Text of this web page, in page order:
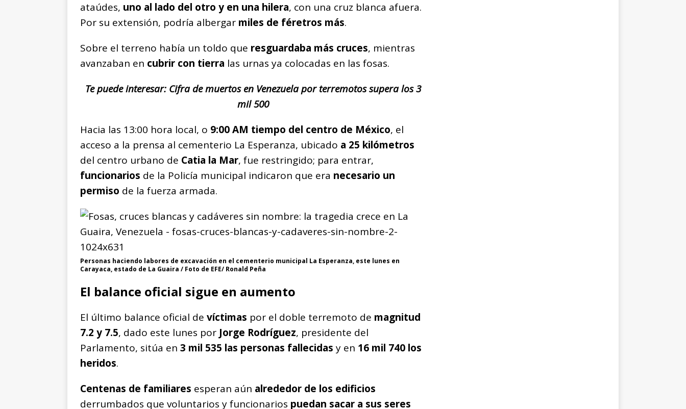
ataúdes, uno al lado del otro y en una hilera, con una cruz blanca afuera.
Por su extensión, podría albergar miles de féretros más.
Sobre el terreno había un toldo que resguardaba más cruces, mientras
avanzaban en cubrir con tierra las urnas ya colocadas en las fosas.
Te puede interesar: Cifra de muertos en Venezuela por terremotos supera los 3
mil 500
Hacia las 13:00 hora local, o 9:00 AM tiempo del centro de México, el
acceso a la prensa al cementerio La Esperanza, ubicado a 25 kilómetros
del centro urbano de Catia la Mar, fue restringido; para entrar,
funcionarios de la Policía municipal indicaron que era necesario un
permiso de la fuerza armada.
Personas haciendo labores de excavación en el cementerio municipal La Esperanza, este lunes en
Carayaca, estado de La Guaira / Foto de EFE/ Ronald Peña
El balance oficial sigue en aumento
El último balance oficial de víctimas por el doble terremoto de magnitud
7.2 y 7.5, dado este lunes por Jorge Rodríguez, presidente del
Parlamento, sitúa en 3 mil 535 las personas fallecidas y en 16 mil 740 los
heridos.
Centenas de familiares esperan aún alrededor de los edificios
derrumbados que voluntarios y funcionarios puedan sacar a sus seres